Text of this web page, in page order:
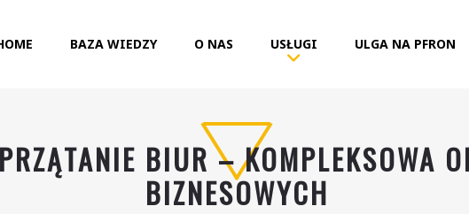
BAZA WIEDZY O NAS USŁUGI ULGA NA PFRON
BIUR – KOMPLEKSOWA
BIZNESOWYCH